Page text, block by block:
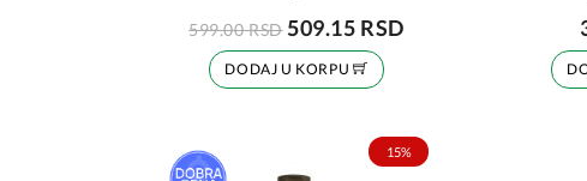
599.00 RSD 509.15 RSD
DODAJ U KORPU
15%